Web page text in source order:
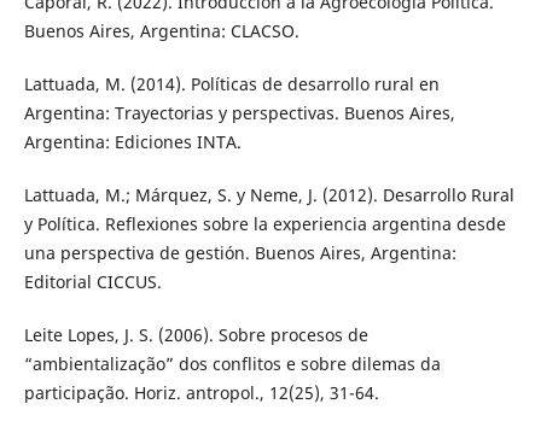
Buenos Aires, Argentina: CLACSO.
Lattuada, M. (2014). Políticas de desarrollo rural en
Argentina: Trayectorias y perspectivas. Buenos Aires,
Argentina: Ediciones INTA.
Lattuada, M.; Márquez, S. y Neme, J. (2012). Desarrollo Rural
y Política. Reflexiones sobre la experiencia argentina desde
una perspectiva de gestión. Buenos Aires, Argentina:
Editorial CICCUS.
Leite Lopes, J. S. (2006). Sobre procesos de
“ambientalização” dos conflitos e sobre dilemas da
participação. Horiz. antropol., 12(25), 31-64.